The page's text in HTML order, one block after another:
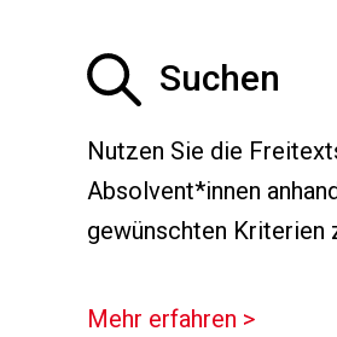
Suchen
Nutzen Sie die
Absolvent*innen
gewünschten Kriterien
Mehr erfahren >